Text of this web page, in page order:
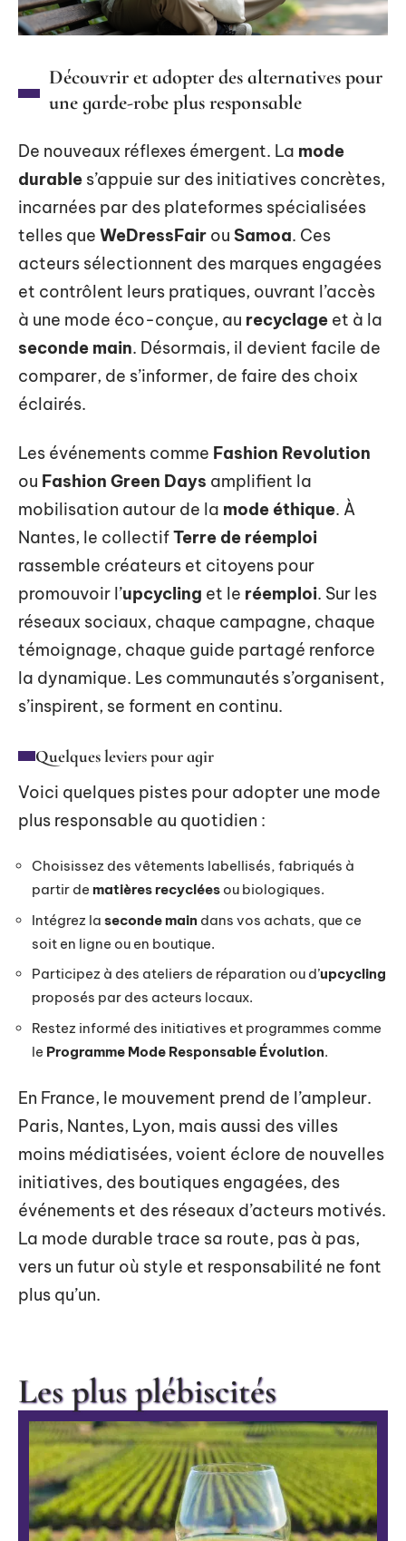
Découvrir et adopter des alternatives pour
une garde-robe plus responsable
De nouveaux réflexes émergent. La mode
durable s’appuie sur des initiatives concrètes,
incarnées par des plateformes spécialisées
telles que WeDressFair ou Samoa. Ces
acteurs sélectionnent des marques engagées
et contrôlent leurs pratiques, ouvrant l’accès
à une mode éco-conçue, au recyclage et à la
seconde main. Désormais, il devient facile de
comparer, de s’informer, de faire des choix
éclairés.
Les événements comme Fashion Revolution
ou Fashion Green Days amplifient la
mobilisation autour de la mode éthique. À
Nantes, le collectifTerre de réemploi
rassemble créateurs et citoyens pour
promouvoir l’upcycling et le réemploi. Sur les
réseaux sociaux, chaque campagne, chaque
témoignage, chaque guide partagé renforce
la dynamique. Les communautés s’organisent,
s’inspirent, se forment en continu.
Quelques leviers pour agir
Voici quelques pistes pour adopter une mode
plus responsable au quotidien :
Choisissez des vêtements labellisés, fabriqués à
partir de matières recyclées ou biologiques.
Intégrez la seconde main dans vos achats, que ce
soit en ligne ou en boutique.
Participez à des ateliers de réparation ou d’upcycling
proposés par des acteurs locaux.
Restez informé des initiatives et programmes comme
le Programme Mode Responsable Évolution.
En France, le mouvement prend de l’ampleur.
Paris, Nantes, Lyon, mais aussi des villes
moins médiatisées, voient éclore de nouvelles
initiatives, des boutiques engagées, des
événements et des réseaux d’acteurs motivés.
La mode durable trace sa route, pas à pas,
vers un futur où style et responsabilité ne font
plus qu’un.
Les plus plébiscités